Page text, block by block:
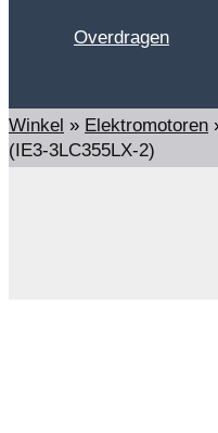
Overdragen
Winkel » Elektromotoren
(IE3-3LC355LX-2)